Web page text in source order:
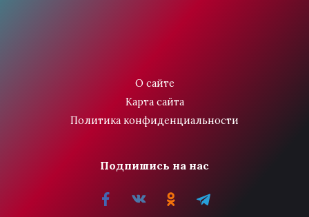
О сайте
Карта сайта
Политика конфиденциальности
Подпишись на нас